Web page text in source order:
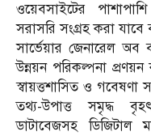
ওয়েবসাইটের
সরাসরি সংগ্রহ করা যাবে
সার্ভেয়ার জেনারেল অব
উন্নয়ন পরিকল্পনা
স্বায়ত্তশাসিত ও গবেষণা
তথ্য-উপাত্ত সমৃদ্ধ
ডাটাবেজসহ ডিজিটাল